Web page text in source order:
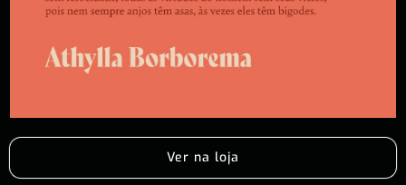
Ver na loja